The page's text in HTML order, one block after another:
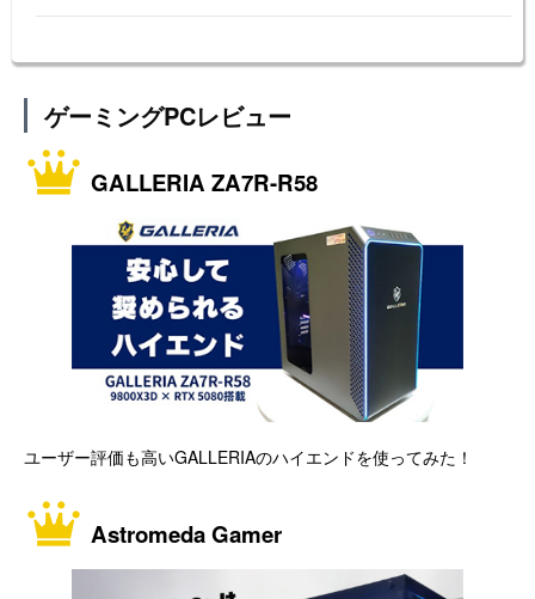
ゲーミングPCレビュー
GALLERIA ZA7R-R58
ユーザー評価も高いGALLERIAのハイエンドを使ってみた！
Astromeda Gamer